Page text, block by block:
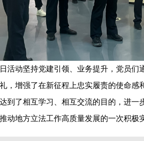
活动坚持党建引领、业务提升，党员
，增强了在新征程上忠实履责的使命感
到了相互学习、相互交流的目的，进
动地方立法工作高质量发展的一次积极